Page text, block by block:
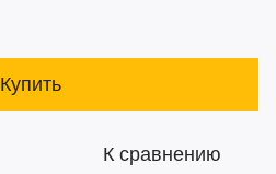
Купить
К сравнению